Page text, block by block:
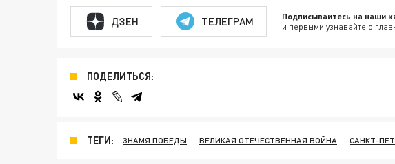
ДЗЕН ТЕЛЕГРАМ Подписывайтесь на наши
и первыми узнавайте о
ПОДЕЛИТЬСЯ:
ТЕГИ: ЗНАМЯ ПОБЕДЫ ВЕЛИКАЯ ОТЕЧЕСТВЕННАЯ ВОЙНА САНКТ-